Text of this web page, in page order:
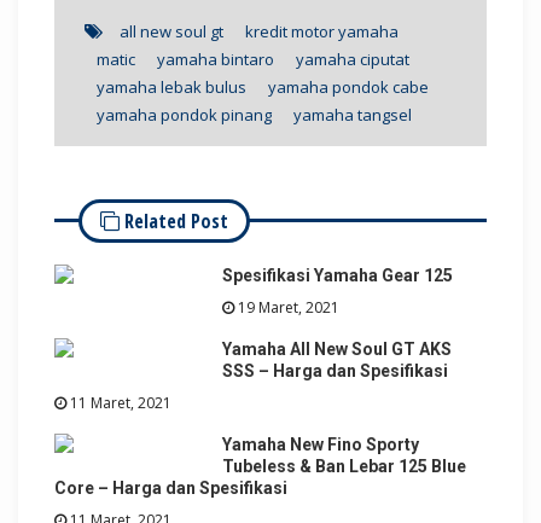
all new soul gt
kredit motor yamaha
matic
yamaha bintaro
yamaha ciputat
yamaha lebak bulus
yamaha pondok cabe
yamaha pondok pinang
yamaha tangsel
Related Post
Spesifikasi Yamaha Gear 125
19 Maret, 2021
Yamaha All New Soul GT AKS
SSS – Harga dan Spesifikasi
11 Maret, 2021
Yamaha New Fino Sporty
Tubeless & Ban Lebar 125 Blue
Core – Harga dan Spesifikasi